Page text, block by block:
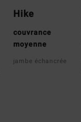
Hike
couvrance
moyenne
jambe échancrée